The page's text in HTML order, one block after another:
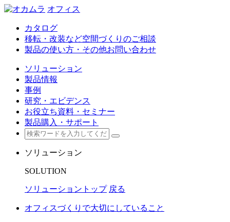
オフィス
カタログ
移転・改装など空間づくりのご相談
製品の使い方・その他お問い合わせ
ソリューション
製品情報
事例
研究・エビデンス
お役立ち資料・セミナー
製品購入・サポート
ソリューション
SOLUTION
ソリューショントップ 戻る
オフィスづくりで大切にしていること